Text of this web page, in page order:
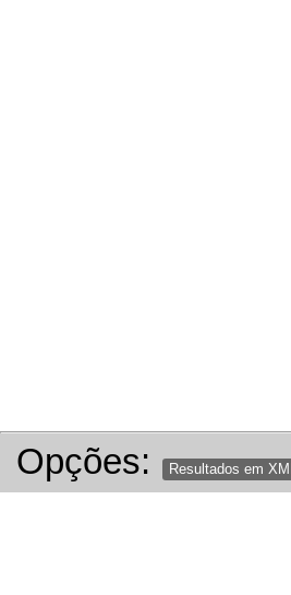
Opções: Resultados em XML